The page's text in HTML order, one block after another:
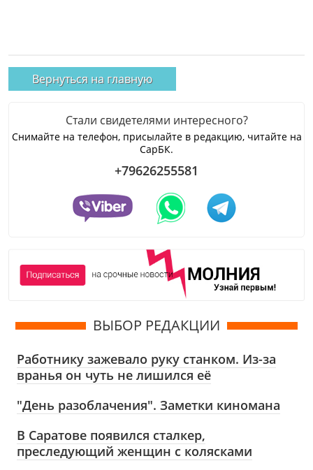
Вернуться на главную
Стали свидетелями интересного?
Снимайте на телефон, присылайте в редакцию, читайте на
СарБК.
+79626255581
ВЫБОР РЕДАКЦИИ
Работнику зажевало руку станком. Из-за
вранья он чуть не лишился её
"День разоблачения". Заметки киномана
В Саратове появился сталкер,
преследующий женщин с колясками